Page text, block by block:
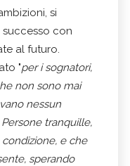
si
con
al futuro.
"per i sognatori,
non sono mai
nessun
tranquille,
e che
sperando